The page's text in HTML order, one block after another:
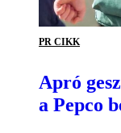
PR CIKK
Apró
a Pepco